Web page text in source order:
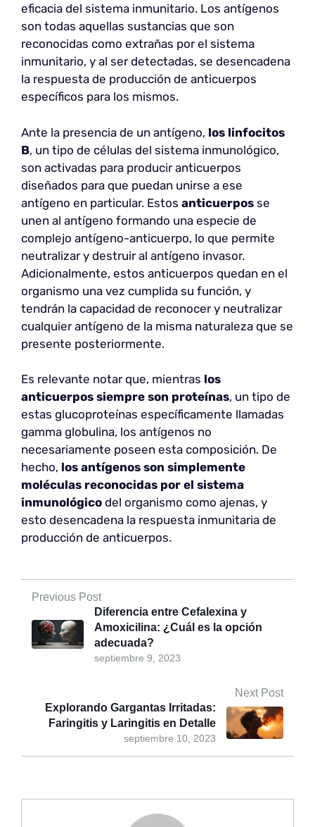
eficacia del sistema inmunitario. Los antígenos
son todas aquellas sustancias que son
reconocidas como extrañas por el sistema
inmunitario, y al ser detectadas, se desencadena
la respuesta de producción de anticuerpos
específicos para los mismos.
Ante la presencia de un antígeno, los linfocitos
B, un tipo de células del sistema inmunológico,
son activadas para producir anticuerpos
diseñados para que puedan unirse a ese
antígeno en particular. Estos anticuerpos se
unen al antígeno formando una especie de
complejo antígeno-anticuerpo, lo que permite
neutralizar y destruir al antígeno invasor.
Adicionalmente, estos anticuerpos quedan en el
organismo una vez cumplida su función, y
tendrán la capacidad de reconocer y neutralizar
cualquier antígeno de la misma naturaleza que se
presente posteriormente.
Es relevante notar que, mientras los
anticuerpos siempre son proteínas, un tipo de
estas glucoproteínas específicamente llamadas
gamma globulina, los antígenos no
necesariamente poseen esta composición. De
hecho, los antígenos son simplemente
moléculas reconocidas por el sistema
inmunológico del organismo como ajenas, y
esto desencadena la respuesta inmunitaria de
producción de anticuerpos.
Previous Post
septiembre 9, 2023
Diferencia entre Cefalexina y
Amoxicilina: ¿Cuál es la opción
adecuada?
Next Post
septiembre 10, 2023
Explorando Gargantas Irritadas:
Faringitis y Laringitis en Detalle